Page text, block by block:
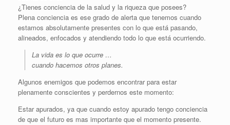
¿Tienes conciencia de la salud y la riqueza que posees?
Plena conciencia es ese grado de alerta que tenemos cuando
estamos absolutamente presentes con lo que está pasando,
alineados, enfocados y atendiendo todo lo que está ocurriendo.
La vida es lo que ocurre …
cuando hacemos otros planes.
Algunos enemigos que podemos encontrar para estar
plenamente conscientes y perdernos este momento:
Estar apurados, ya que cuando estoy apurado tengo conciencia
de que el futuro es mas importante que el momento presente.